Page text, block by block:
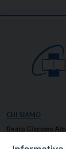
CHI SIAMO
Beato Giacomo
Venerabile Tecla